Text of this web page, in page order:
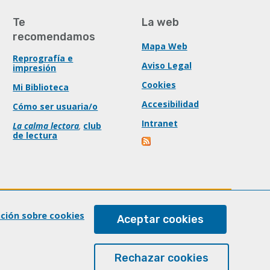
Te
recomendamos
Reprografía e
impresión
Mi Biblioteca
Cómo ser usuaria/o
La calma lectora, club
de lectura
La web
Mapa Web
Aviso Legal
Cookies
Accesibilidad
Intranet
sobre cookies Aceptar cookies
Rechazar cookies